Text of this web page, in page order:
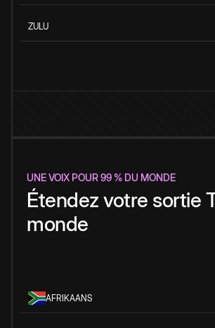
ZULU
UNE VOIX POUR 99 % DU MONDE
Étendez votre sortie
monde
AFRIKAANS